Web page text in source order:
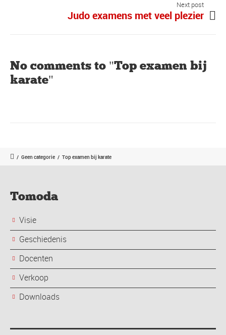
Next post
Judo examens met veel plezier
No comments to "Top examen bij
karate"
/ Geen categorie / Top examen bij karate
Tomoda
Visie
Geschiedenis
Docenten
Verkoop
Downloads